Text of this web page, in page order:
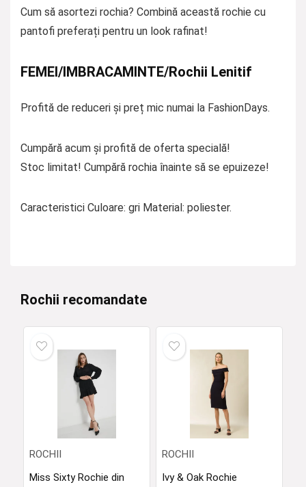
Cum să asortezi rochia? Combină această rochie cu
pantofi preferați pentru un look rafinat!
FEMEI/IMBRACAMINTE/Rochii Lenitif
Profită de reduceri și preț mic numai la FashionDays.
Cumpără acum și profită de oferta specială!
Stoc limitat! Cumpără rochia înainte să se epuizeze!
Caracteristici Culoare: gri Material: poliester.
Rochii recomandate
ROCHII
Miss Sixty Rochie din
ROCHII
Ivy & Oak Rochie